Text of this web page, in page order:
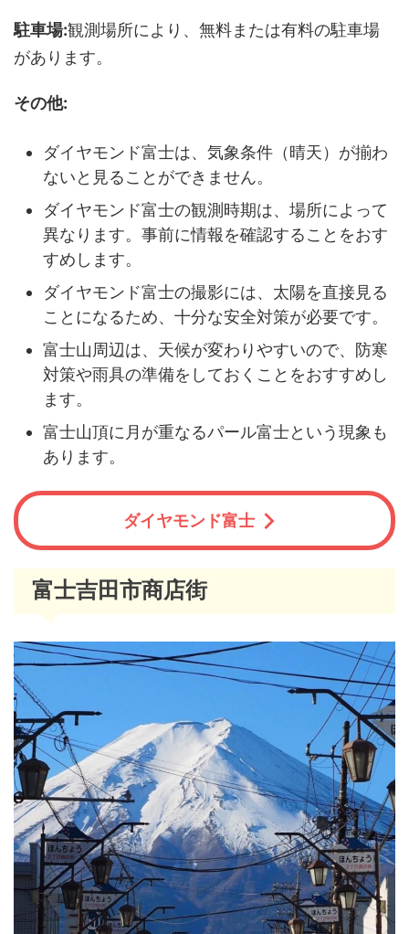
駐車場:観測場所により、無料または有料の駐車場
があります。
その他:
ダイヤモンド富士は、気象条件（晴天）が揃わ
ないと見ることができません。
ダイヤモンド富士の観測時期は、場所によって
異なります。事前に情報を確認することをおす
すめします。
ダイヤモンド富士の撮影には、太陽を直接見る
ことになるため、十分な安全対策が必要です。
富士山周辺は、天候が変わりやすいので、防寒
対策や雨具の準備をしておくことをおすすめし
ます。
富士山頂に月が重なるパール富士という現象も
あります。
ダイヤモンド富士
富士吉田市商店街